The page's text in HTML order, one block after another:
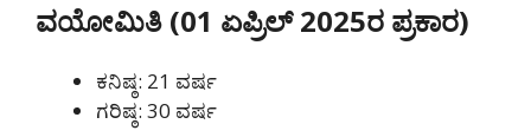
ವಯೋಮಿತಿ (01 ಏಪ್ರಿಲ್ 2025ರ ಪ್ರಕಾರ)
ಕನಿಷ್ಠ: 21 ವರ್ಷ
ಗರಿಷ್ಠ: 30 ವರ್ಷ